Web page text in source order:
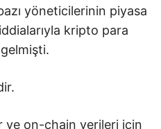
yöneticilerinin piyasa
kripto para
ve on-chain verileri için